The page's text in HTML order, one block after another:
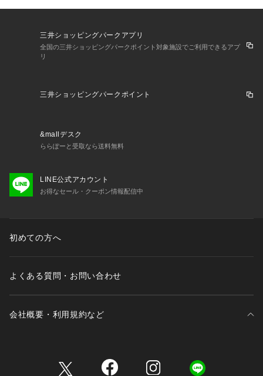
三井ショッピングパークアプリ
全国の三井ショッピングパークポイント対象施設でご利用できるアプ
リ
三井ショッピングパークポイント
&mallデスク
ららぽーと受取なら送料無料
LINE公式アカウント
お得なセール・クーポン情報配信中
初めての方へ
よくある質問・お問い合わせ
会社概要・利用規約など